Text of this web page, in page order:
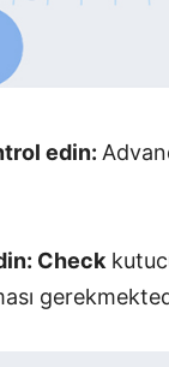
edin:
Check